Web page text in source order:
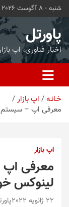
محتوا
بروید
شنبه - 8 آگوست 2026
پاورتل
اخبار فناوری، اپ
خـانـه
اپ بازار
معرفی اپ – سیستم
اپ بازار
معرفی
لینوکس
22 ژانویه 2022